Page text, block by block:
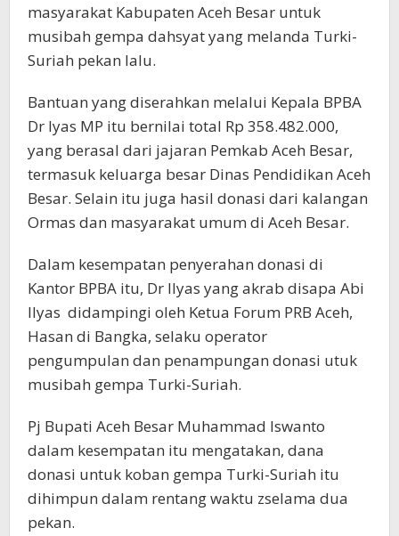
masyarakat Kabupaten Aceh Besar untuk
musibah gempa dahsyat yang melanda Turki-
Suriah pekan lalu.
Bantuan yang diserahkan melalui Kepala BPBA
Dr lyas MP itu bernilai total Rp 358.482.000,
yang berasal dari jajaran Pemkab Aceh Besar,
termasuk keluarga besar Dinas Pendidikan Aceh
Besar. Selain itu juga hasil donasi dari kalangan
Ormas dan masyarakat umum di Aceh Besar.
Dalam kesempatan penyerahan donasi di
Kantor BPBA itu, Dr Ilyas yang akrab disapa Abi
Ilyas didampingi oleh Ketua Forum PRB Aceh,
Hasan di Bangka, selaku operator
pengumpulan dan penampungan donasi utuk
musibah gempa Turki-Suriah.
Pj Bupati Aceh Besar Muhammad Iswanto
dalam kesempatan itu mengatakan, dana
donasi untuk koban gempa Turki-Suriah itu
dihimpun dalam rentang waktu zselama dua
pekan.